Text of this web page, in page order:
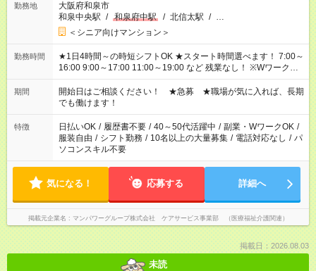
勤務地
大阪府和泉市
和泉中央駅 / 和泉府中駅 / 北信太駅 / …
＜シニア向けマンション＞
勤務時間
★1日4時間～の時短シフトOK ★スタート時間選べます！ 7:00～
16:00 9:00～17:00 11:00～19:00 など 残業なし！ ※Wワークの
場合、他のお仕事と合わせ週40時間超の就業はご案内できませ
ん ※法令に基づき、週20時間以上勤務は社会保険への加入対象
となります ※労働者派遣法（日雇い派遣の原則禁止）により、
短時間・短期間の就業はご案内が難しい場合があります
期間
開始日はご相談ください！ ★急募 ★職場が気に入れば、長期
でも働けます！
特徴 日払いOK / 履歴書不要 / 40～50代活躍中 / 副業・WワークOK /
服装自由 / シフト勤務 / 10名以上の大量募集 / 電話対応なし / パ
ソコンスキル不要
気になる！ 応募する 詳細へ
掲載元企業名 マンパワーグループ株式会社 ケアサービス事業部 （医療福祉介護関連）
掲載日：2026.08.03
未読